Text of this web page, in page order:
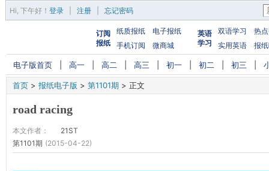
Hi, 下午好 ！ 登录 注册 忘记密码
订阅
报纸
纸质报纸
电子报纸
手机订阅
微商城
英语
学习
双语学习
热
实用英语
报
电子版首页 高一 高二 高三 初一 初二 初三
首页 > 报纸电子版 > 第1101期 > 正文
road racing
本文作者：
21ST
第1101期 (2015-04-22)